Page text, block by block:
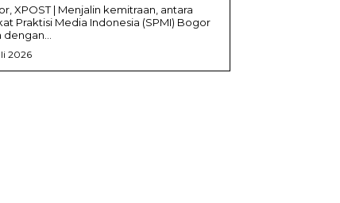
XPOST | Menjalin kemitraan, antara
Praktisi Media Indonesia (SPMI) Bogor
dengan...
2026